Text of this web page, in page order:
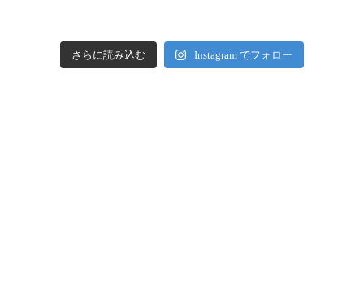
さらに読み込む Instagram でフォロー